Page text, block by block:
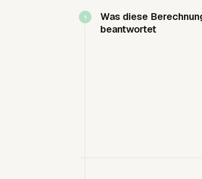
Was diese
beantwortet